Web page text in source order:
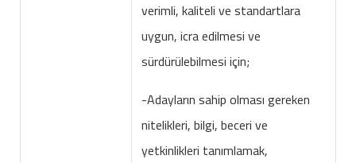
verimli, kaliteli ve standartlara
uygun, icra edilmesi ve
sürdürülebilmesi için;
-Adayların sahip olması gereken
nitelikleri, bilgi, beceri ve
yetkinlikleri tanımlamak,